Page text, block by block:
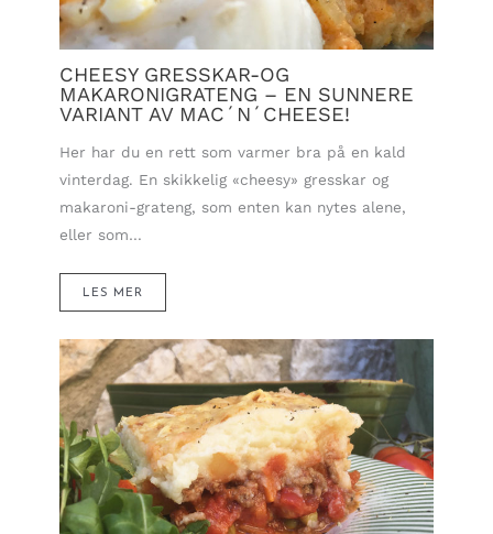
CHEESY GRESSKAR-OG
MAKARONIGRATENG – EN SUNNERE
VARIANT AV MAC´N´CHEESE!
Her har du en rett som varmer bra på en kald
vinterdag. En skikkelig «cheesy» gresskar og
makaroni-grateng, som enten kan nytes alene,
eller som…
LES MER